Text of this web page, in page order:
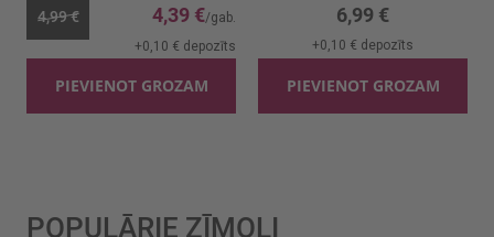
4,99 € 4,39 €
+0,10 € depozīts
PIEVIENOT GROZAM
6,99 €
+0,10 € depozīts
PIEVIENOT GROZAM
POPULĀRIE ZĪMOLI